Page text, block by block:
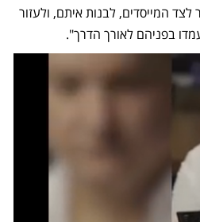
בפניהם לאורך הדרך".